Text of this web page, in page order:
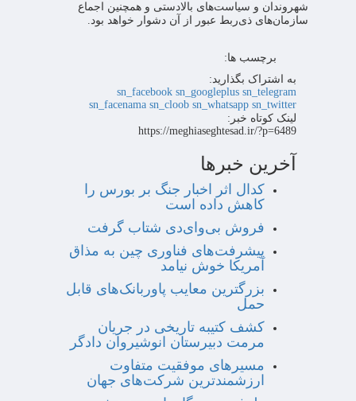
شهروندان و سیاست‌های بالادستی و همچنین اجماع
سازمان‌های ذی‌ربط عبور از آن دشوار خواهد بود.
برچسب ها:
به اشتراک بگذارید:
sn_facebook sn_googleplus sn_telegram
sn_facenama sn_cloob sn_whatsapp sn_twitter
لینک کوتاه خبر:
https://meghiaseghtesad.ir/?p=6489
آخرین خبرها
کدال اثر اخبار جنگ بر بورس را
کاهش داده است
فروش بی‌وای‌دی شتاب گرفت
پیشرفت‌های فناوری چین به مذاق
آمریکا خوش نیامد
بزرگترین معایب پاوربانک‌های قابل
حمل
کشف کتیبه تاریخی در جریان
مرمت دبیرستان انوشیروان دادگر
مسیرهای موفقیت متفاوت
ارزشمندترین شرکت‌های جهان